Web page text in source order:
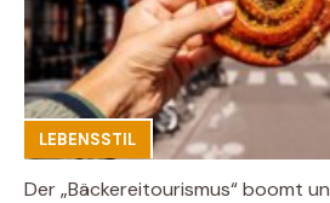
LEBENSSTIL
Der „Bäckereitourismus“ boomt